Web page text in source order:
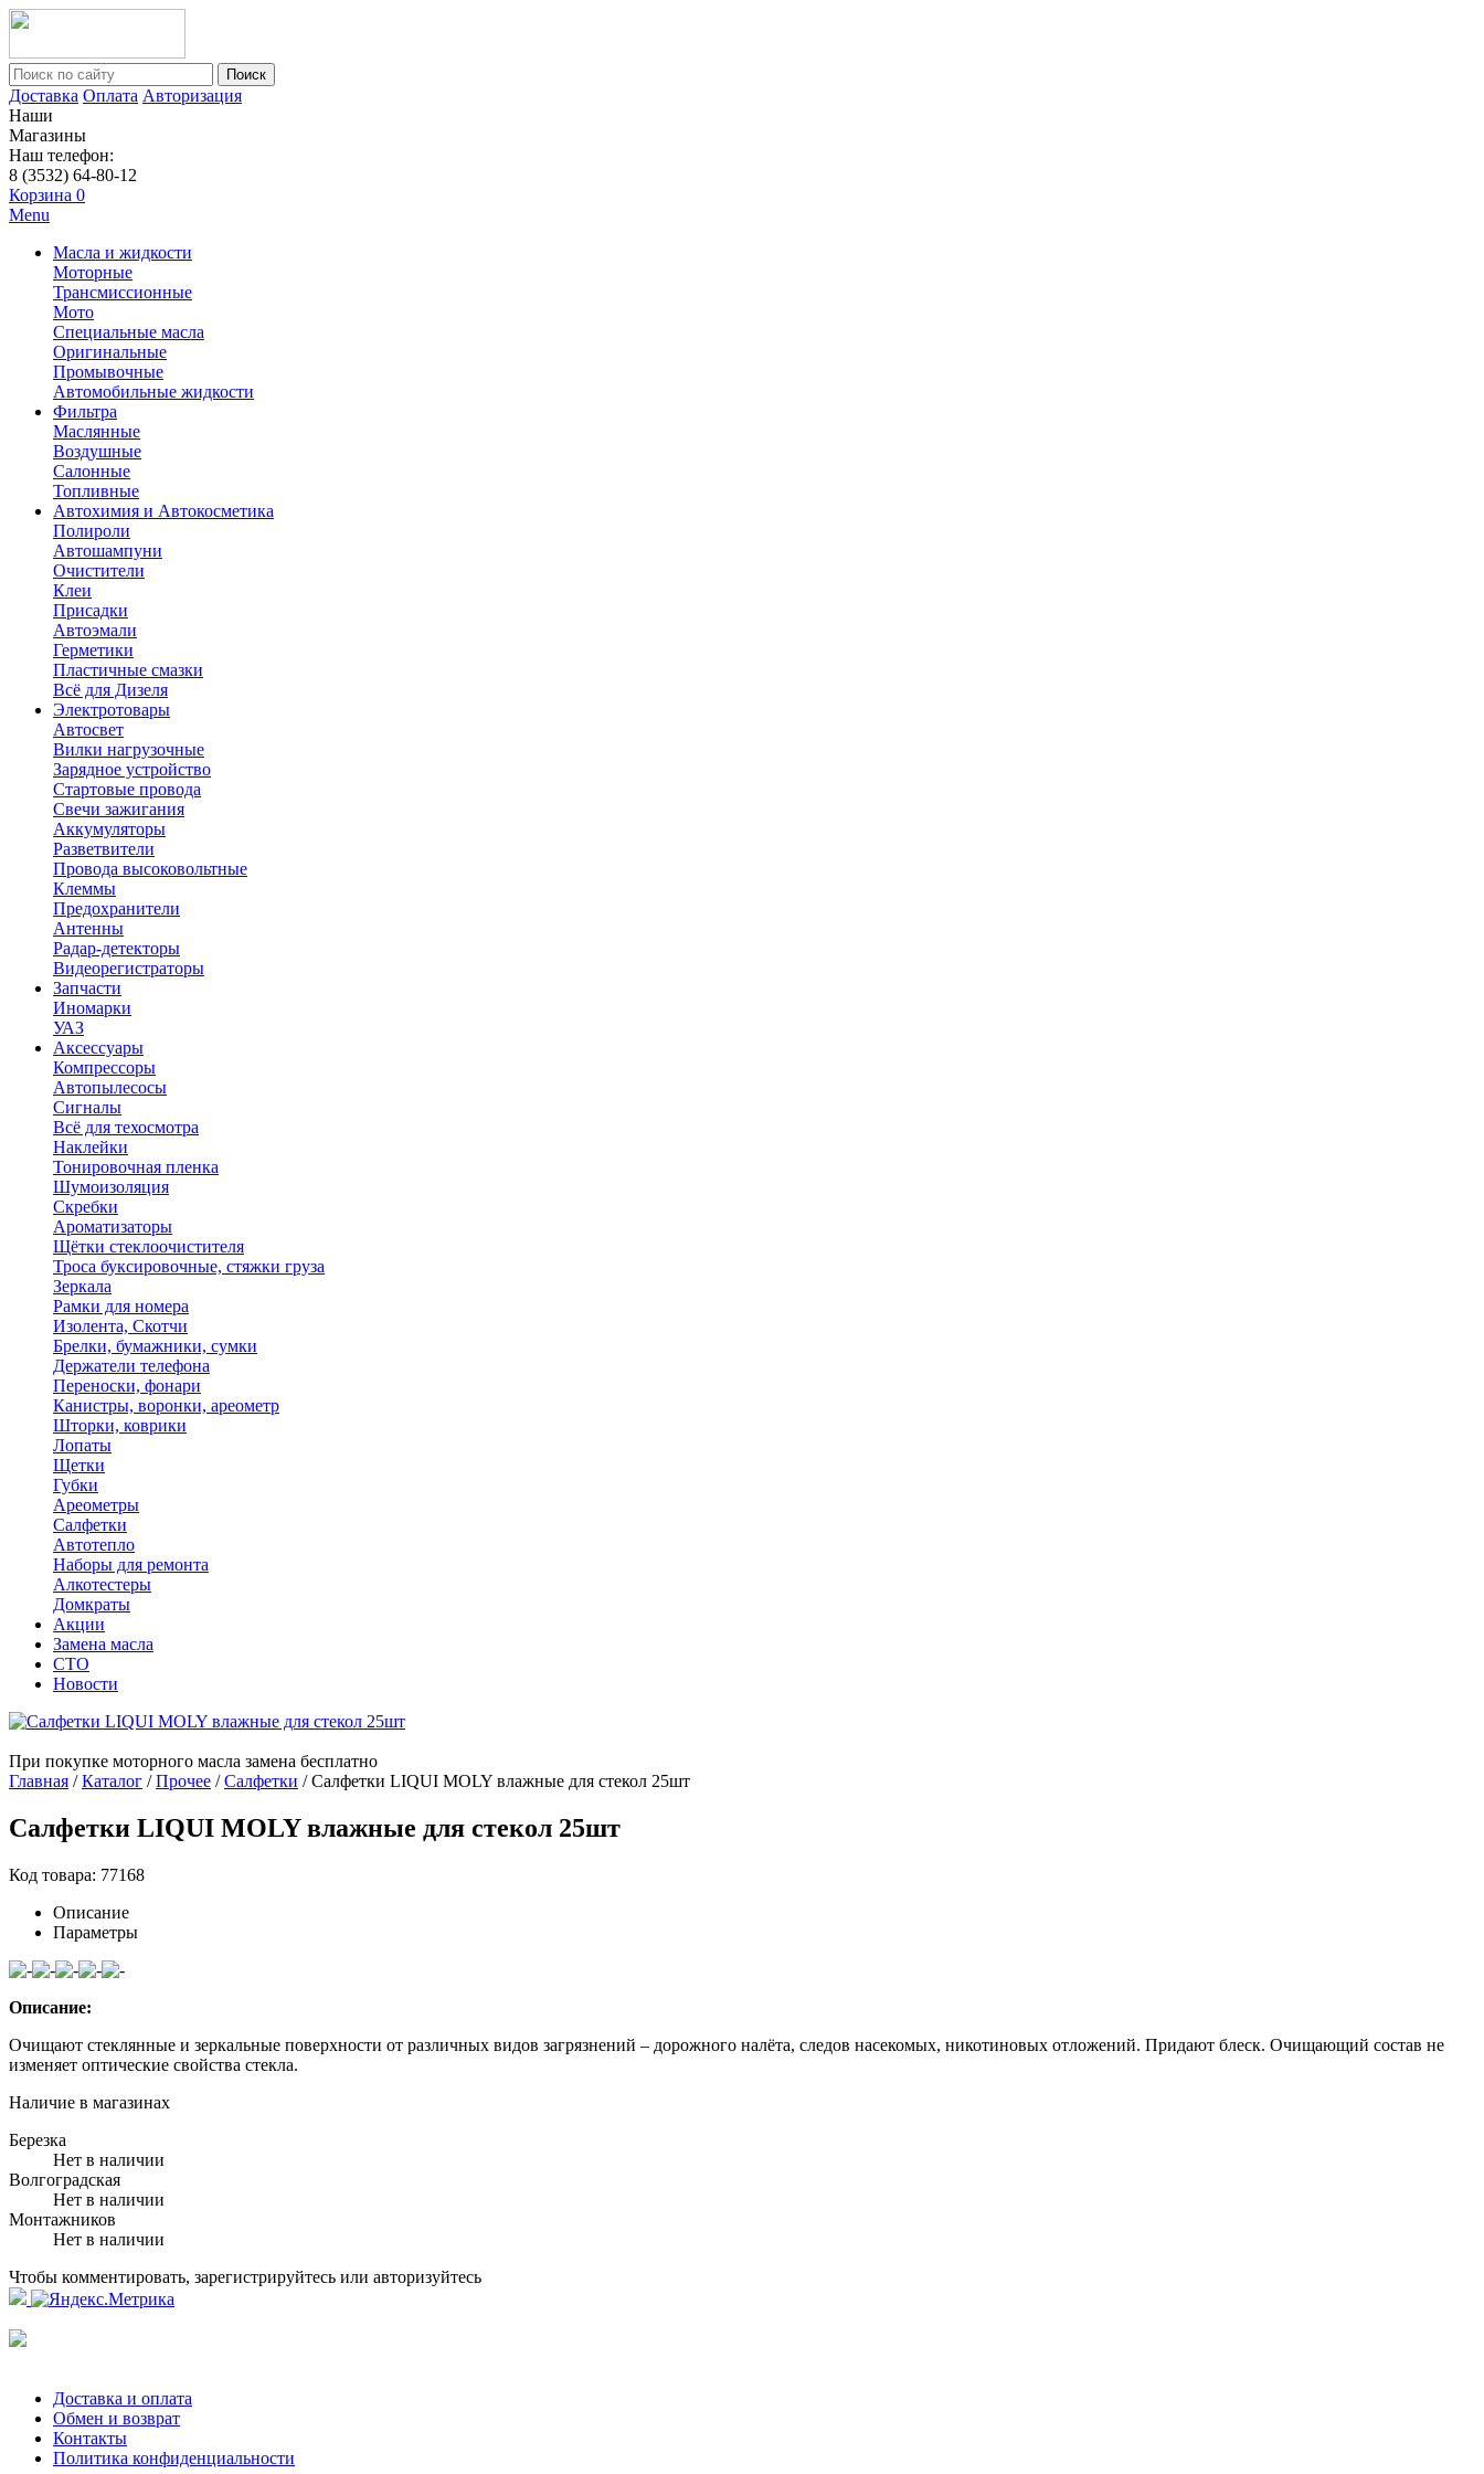
Поиск
Доставка Оплата Авторизация
Наши
Магазины
Наш телефон:
8 (3532) 64-80-12
Корзина 0
Menu
Масла и жидкости
Моторные
Трансмиссионные
Мото
Специальные масла
Оригинальные
Промывочные
Автомобильные жидкости
Фильтра
Маслянные
Воздушные
Салонные
Топливные
Автохимия и Автокосметика
Полироли
Автошампуни
Очистители
Клеи
Присадки
Автоэмали
Герметики
Пластичные смазки
Всё для Дизеля
Электротовары
Автосвет
Вилки нагрузочные
Зарядное устройство
Стартовые провода
Свечи зажигания
Аккумуляторы
Разветвители
Провода высоковольтные
Клеммы
Предохранители
Антенны
Радар-детекторы
Видеорегистраторы
Запчасти
Иномарки
УАЗ
Аксесcуары
Компрессоры
Автопылесосы
Сигналы
Всё для техосмотра
Наклейки
Тонировочная пленка
Шумоизоляция
Скребки
Ароматизаторы
Щётки стеклоочистителя
Троса буксировочные, стяжки груза
Зеркала
Рамки для номера
Изолента, Скотчи
Брелки, бумажники, сумки
Держатели телефона
Переноски, фонари
Канистры, воронки, ареометр
Шторки, коврики
Лопаты
Щетки
Губки
Ареометры
Салфетки
Автотепло
Наборы для ремонта
Алкотестеры
Домкраты
Акции
Замена масла
СТО
Новости
При покупке моторного масла замена бесплатно
Главная /Каталог /Прочее /Салфетки /Салфетки LIQUI MOLY влажные для стекол 25шт
Салфетки LIQUI MOLY влажные для стекол 25шт
Код товара: 77168
Описание
Параметры
Описание:
Очищают стеклянные и зеркальные поверхности от различных видов загрязнений – дорожного налёта, следов насекомых, никотиновых отложений. Придают блеск. Очищающий состав не
изменяет оптические свойства стекла.
Наличие в магазинах
Березка
Нет в наличии
Волгоградская
Нет в наличии
Монтажников
Нет в наличии
Чтобы комментировать, зарегистрируйтесь или авторизуйтесь
Доставка и оплата
Обмен и возврат
Контакты
Политика конфиденциальности